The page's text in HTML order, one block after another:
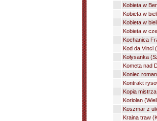
Kobieta w
Kobieta w
Kobieta w
Kobieta w
Kochanica
Kod da Vinci
Kołysanka
Kometa nad
Koniec
Kontrakt
Kopia
Koriolan
Koszmar z
Kraina traw